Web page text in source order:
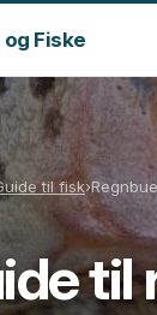
og Fiske
til fisk›
til